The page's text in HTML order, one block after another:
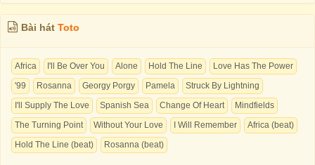
Bài hát Toto
Africa I'll Be Over You Alone Hold The Line
Love Has The Power
'99
Rosanna Georgy Porgy Pamela
Struck By Lightning
I'll Supply The Love
Spanish Sea Change Of Heart
Mindfields
The Turning Point
Without Your Love I Will Remember
Africa (beat)
Hold The Line (beat)
Rosanna (beat)